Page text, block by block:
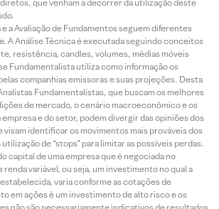
que venham a decorrer da utilização deste
e a Avaliação de Fundamentos seguem diferentes
A Análise Técnica é executada seguindo conceitos
resistência, candles, volumes, médias móveis
Fundamentalista utiliza como informação os
companhias emissoras e suas projeções. Desta
Fundamentalistas, que buscam os melhores
de mercado, o cenário macroeconômico e os
e do setor, podem divergir das opiniões dos
visam identificar os movimentos mais prováveis dos
de “stops” para limitar as possíveis perdas.
capital de uma empresa que é negociada no
renda variável, ou seja, um investimento no qual a
varia conforme as cotações de
em ações é um investimento de alto risco e os